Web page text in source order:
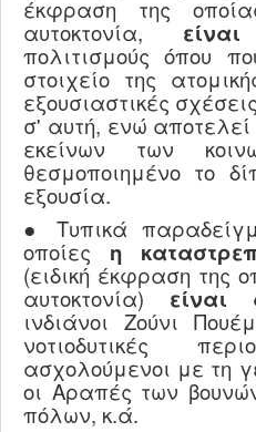
έκφραση της
αυτοκτονία,
πολιτισμούς όπου
στοιχείο της
εξουσιαστικές
σ' αυτή, ενώ αποτελεί
εκείνων των
θεσμοποιημένο το
εξουσία.
● Τυπικά
οποίες η
(ειδική έκφραση της
αυτοκτονία) είναι
ινδιάνοι Ζούνι
νοτιοδυτικές
ασχολούμενοι με τη
οι Αραπές των
πόλων, κ.ά.